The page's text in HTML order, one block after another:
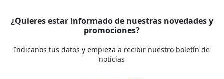
¿Quieres estar informado de nuestras novedades y
promociones?
Indicanos tus datos y empieza a recibir nuestro boletín de
noticias